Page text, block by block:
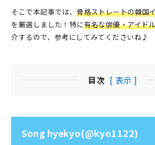
そこで本記事では、骨格ストレートの韓国
を厳選しました！特に有名な俳優・アイド
介するので、参考にしてみてくださいね♪
目次 [ 表示 ]
Song hyekyo(@kyo1122)